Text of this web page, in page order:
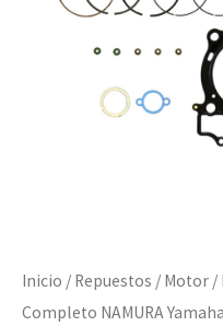
Inicio / Repuestos / Motor /
Completo NAMURA